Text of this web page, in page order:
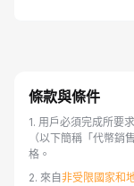
條款與條件
1. 用戶必須完成所要
（以下簡稱「代幣銷
格。
2. 來自非受限國家和